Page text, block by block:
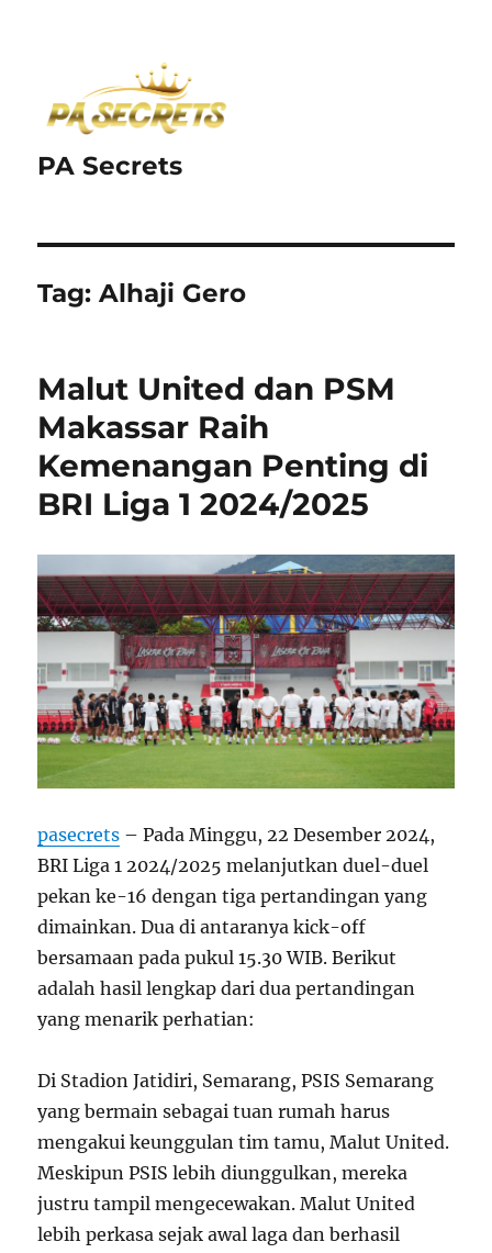
PA Secrets
Tag:Alhaji Gero
Malut United dan PSM
Makassar Raih
Kemenangan Penting di
BRI Liga 1 2024/2025
pasecrets – Pada Minggu, 22 Desember 2024,
BRI Liga 1 2024/2025 melanjutkan duel-duel
pekan ke-16 dengan tiga pertandingan yang
dimainkan. Dua di antaranya kick-off
bersamaan pada pukul 15.30 WIB. Berikut
adalah hasil lengkap dari dua pertandingan
yang menarik perhatian:
Di Stadion Jatidiri, Semarang, PSIS Semarang
yang bermain sebagai tuan rumah harus
mengakui keunggulan tim tamu, Malut United.
Meskipun PSIS lebih diunggulkan, mereka
justru tampil mengecewakan. Malut United
lebih perkasa sejak awal laga dan berhasil